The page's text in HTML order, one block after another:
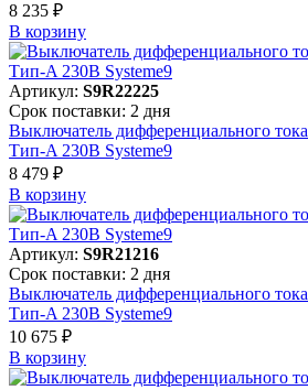
8 235 ₽
В корзинy
Артикул: S9R22225
Срок поставки: 2 дня
Выключатель дифференциального
Тип-A 230В Systeme9
8 479 ₽
В корзинy
Артикул: S9R21216
Срок поставки: 2 дня
Выключатель дифференциального
Тип-A 230В Systeme9
10 675 ₽
В корзинy